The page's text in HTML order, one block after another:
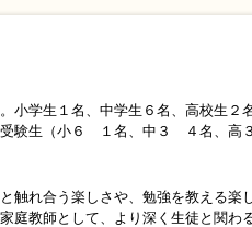
小学生１名、中学生６名、高校生２
受験生（小６ １名、中３ ４名、高
触れ合う楽しさや、勉強を教える楽
庭教師として、より深く生徒と関わ